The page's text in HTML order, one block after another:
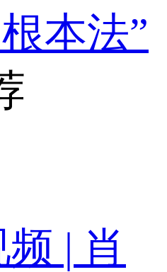
本法”
| 肖